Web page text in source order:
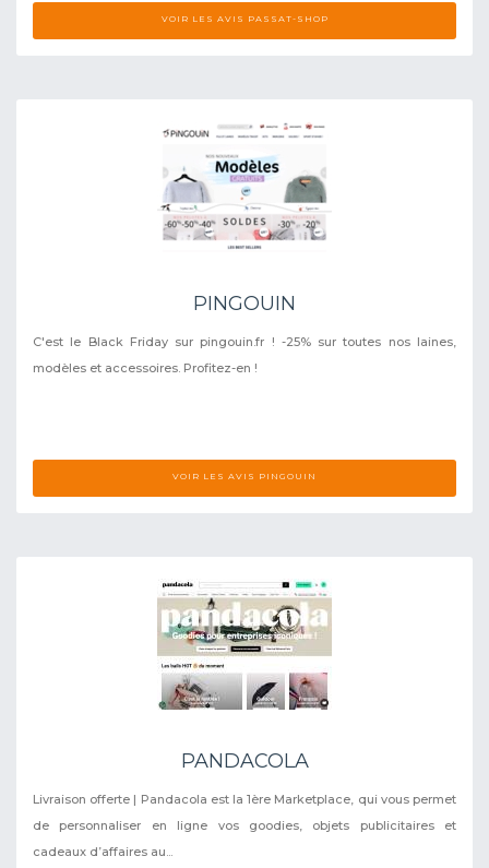
VOIR LES AVIS PASSAT-SHOP
PINGOUIN
C'est le Black Friday sur pingouin.fr ! -25% sur toutes nos laines,
modèles et accessoires. Profitez-en !
VOIR LES AVIS PINGOUIN
PANDACOLA
Livraison offerte | Pandacola est la 1ère Marketplace, qui vous permet
de personnaliser en ligne vos goodies, objets publicitaires et
cadeaux d’affaires au...